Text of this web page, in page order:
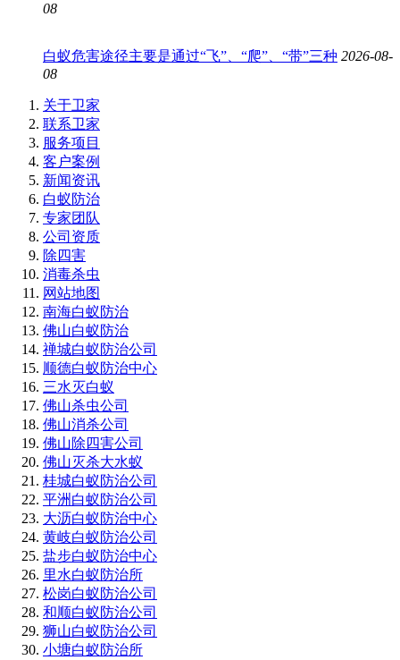
08
白蚁危害途径主要是通过“飞”、“爬”、“带”三种 2026-08-
08
关于卫家
联系卫家
服务项目
客户案例
新闻资讯
白蚁防治
专家团队
公司资质
除四害
消毒杀虫
网站地图
南海白蚁防治
佛山白蚁防治
禅城白蚁防治公司
顺德白蚁防治中心
三水灭白蚁
佛山杀虫公司
佛山消杀公司
佛山除四害公司
佛山灭杀大水蚁
桂城白蚁防治公司
平洲白蚁防治公司
大沥白蚁防治中心
黄岐白蚁防治公司
盐步白蚁防治中心
里水白蚁防治所
松岗白蚁防治公司
和顺白蚁防治公司
狮山白蚁防治公司
小塘白蚁防治所